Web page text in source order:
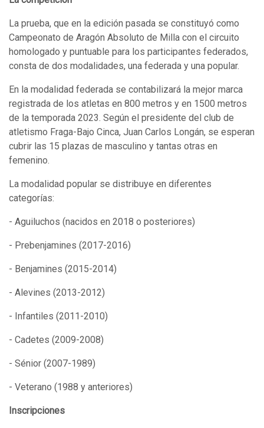
La prueba, que en la edición pasada se constituyó como
Campeonato de Aragón Absoluto de Milla con el circuito
homologado y puntuable para los participantes federados,
consta de dos modalidades, una federada y una popular.
En la modalidad federada se contabilizará la mejor marca
registrada de los atletas en 800 metros y en 1500 metros
de la temporada 2023. Según el presidente del club de
atletismo Fraga-Bajo Cinca, Juan Carlos Longán, se esperan
cubrir las 15 plazas de masculino y tantas otras en
femenino.
La modalidad popular se distribuye en diferentes
categorías:
- Aguiluchos (nacidos en 2018 o posteriores)
- Prebenjamines (2017-2016)
- Benjamines (2015-2014)
- Alevines (2013-2012)
- Infantiles (2011-2010)
- Cadetes (2009-2008)
- Sénior (2007-1989)
- Veterano (1988 y anteriores)
Inscripciones